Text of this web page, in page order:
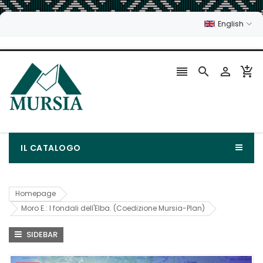
English
   
IL CATALOGO
Homepage
Moro E.: I fondali dell'Elba. (Coedizione Mursia-Plan)
SIDEBAR